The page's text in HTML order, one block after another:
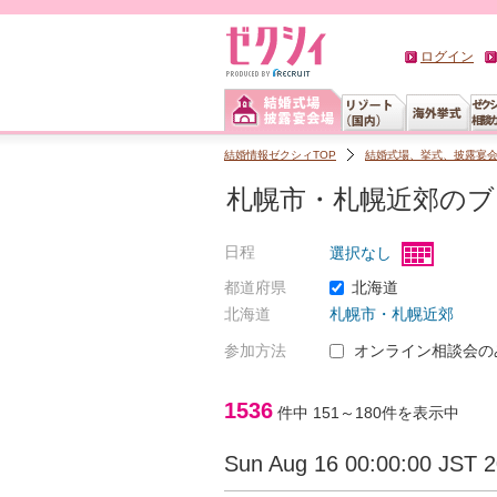
ログイン
結婚情報ゼクシィTOP 結婚式場、挙式、披露宴
札幌市・札幌近郊の
日程
選択なし
都道府県
北海道
北海道
札幌市・札幌近郊
参加方法 オンライン相談会
1536 件中 151～180件を表示中
Sun Aug 16 00:00:00 JST